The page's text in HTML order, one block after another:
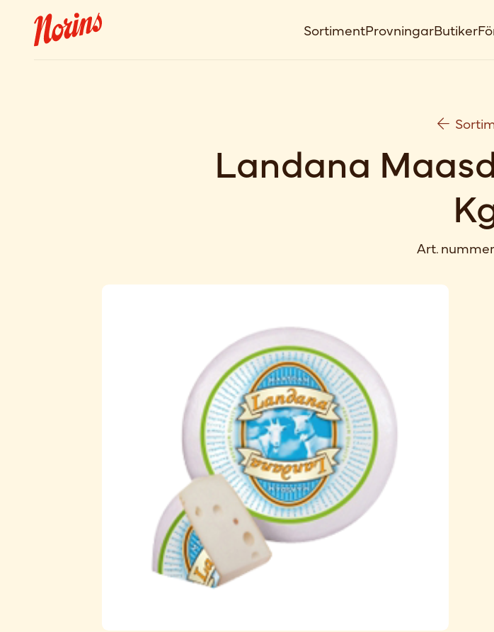
SortimentProvningarButiker
Landana
Art.